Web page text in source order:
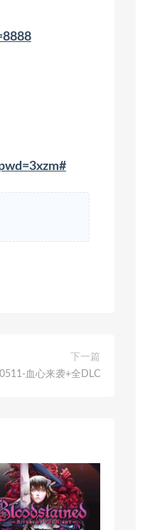
下一篇
血心来袭+全DLC